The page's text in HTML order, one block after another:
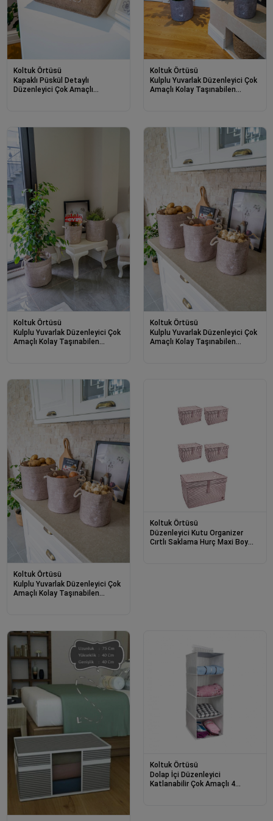
Koltuk Örtüsü
Kapaklı Püskül Detaylı
Düzenleyici Çok Amaçlı
Koltuk Örtüsü
Kulplu Yuvarlak Düzenleyici Çok
Amaçlı Kolay Taşınabilen
Koltuk Örtüsü
Kulplu Yuvarlak Düzenleyici Çok
Amaçlı Kolay Taşınabilen
Koltuk Örtüsü
Kulplu Yuvarlak Düzenleyici Çok
Amaçlı Kolay Taşınabilen
Koltuk Örtüsü
Kulplu Yuvarlak Düzenleyici Çok
Amaçlı Kolay Taşınabilen
Koltuk Örtüsü
Düzenleyici Kutu Organizer
Cırtlı Saklama Hurç Maxi Boy
Koltuk Örtüsü
Dolap İçi Düzenleyici
Katlanabilir Çok Amaçlı 4